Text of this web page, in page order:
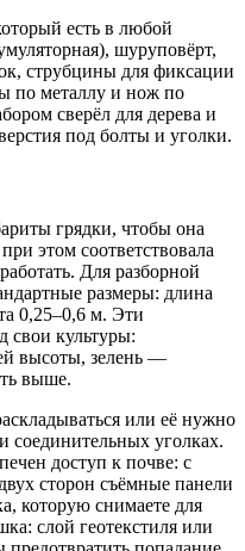
есть в любой
шуруповёрт,
струбцины для фиксации
по металлу и нож по
сверёл для дерева и
под болты и уголки.
грядки, чтобы она
этом соответствовала
Для разборной
размеры: длина
0,25–0,6 м. Эти
свои культуры:
высоты, зелень —
выше.
или её нужно
соединительных уголках.
доступ к почве: с
сторон съёмные панели
которую снимаете для
слой геотекстиля или